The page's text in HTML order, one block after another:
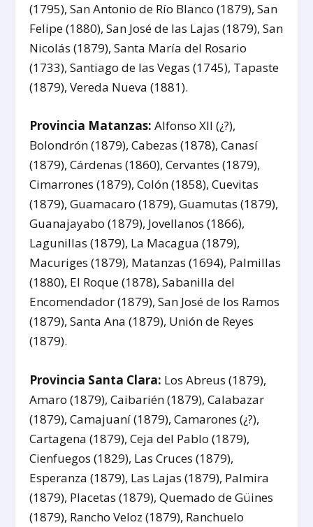
(1795), San Antonio de Río Blanco (1879), San
Felipe (1880), San José de las Lajas (1879), San
Nicolás (1879), Santa María del Rosario
(1733), Santiago de las Vegas (1745), Tapaste
(1879), Vereda Nueva (1881).
Provincia Matanzas: Alfonso XII (¿?),
Bolondrón (1879), Cabezas (1878), Canasí
(1879), Cárdenas (1860), Cervantes (1879),
Cimarrones (1879), Colón (1858), Cuevitas
(1879), Guamacaro (1879), Guamutas (1879),
Guanajayabo (1879), Jovellanos (1866),
Lagunillas (1879), La Macagua (1879),
Macuriges (1879), Matanzas (1694), Palmillas
(1880), El Roque (1878), Sabanilla del
Encomendador (1879), San José de los Ramos
(1879), Santa Ana (1879), Unión de Reyes
(1879).
Provincia Santa Clara: Los Abreus (1879),
Amaro (1879), Caibarién (1879), Calabazar
(1879), Camajuaní (1879), Camarones (¿?),
Cartagena (1879), Ceja del Pablo (1879),
Cienfuegos (1829), Las Cruces (1879),
Esperanza (1879), Las Lajas (1879), Palmira
(1879), Placetas (1879), Quemado de Güines
(1879), Rancho Veloz (1879), Ranchuelo